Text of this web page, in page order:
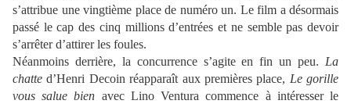
s’attribue une vingtième place de numéro un. Le film a désormais
passé le cap des cinq millions d’entrées et ne semble pas devoir
s’arrêter d’attirer les foules.
Néanmoins derrière, la concurrence s’agite en fin un peu. La
chatte d’Henri Decoin réapparaît aux premières place, Le gorille
vous salue bien avec Lino Ventura commence à intéresser le